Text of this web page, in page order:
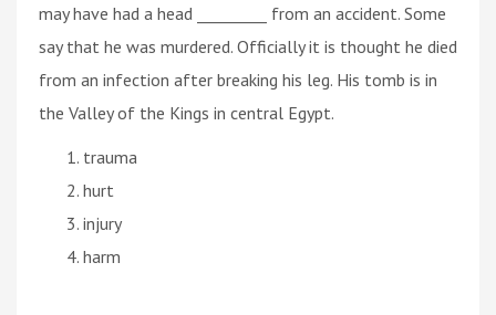
may have had a head _________ from an accident. Some
say that he was murdered. Officially it is thought he died
from an infection after breaking his leg. His tomb is in
the Valley of the Kings in central Egypt.
trauma
hurt
injury
harm